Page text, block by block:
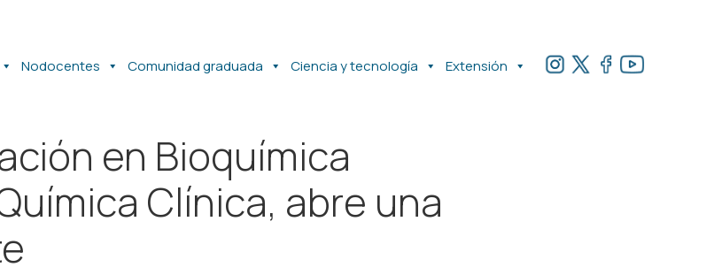
Nodocentes Comunidad graduada Ciencia y tecnología Extensión
en Bioquímica
Clínica, abre una